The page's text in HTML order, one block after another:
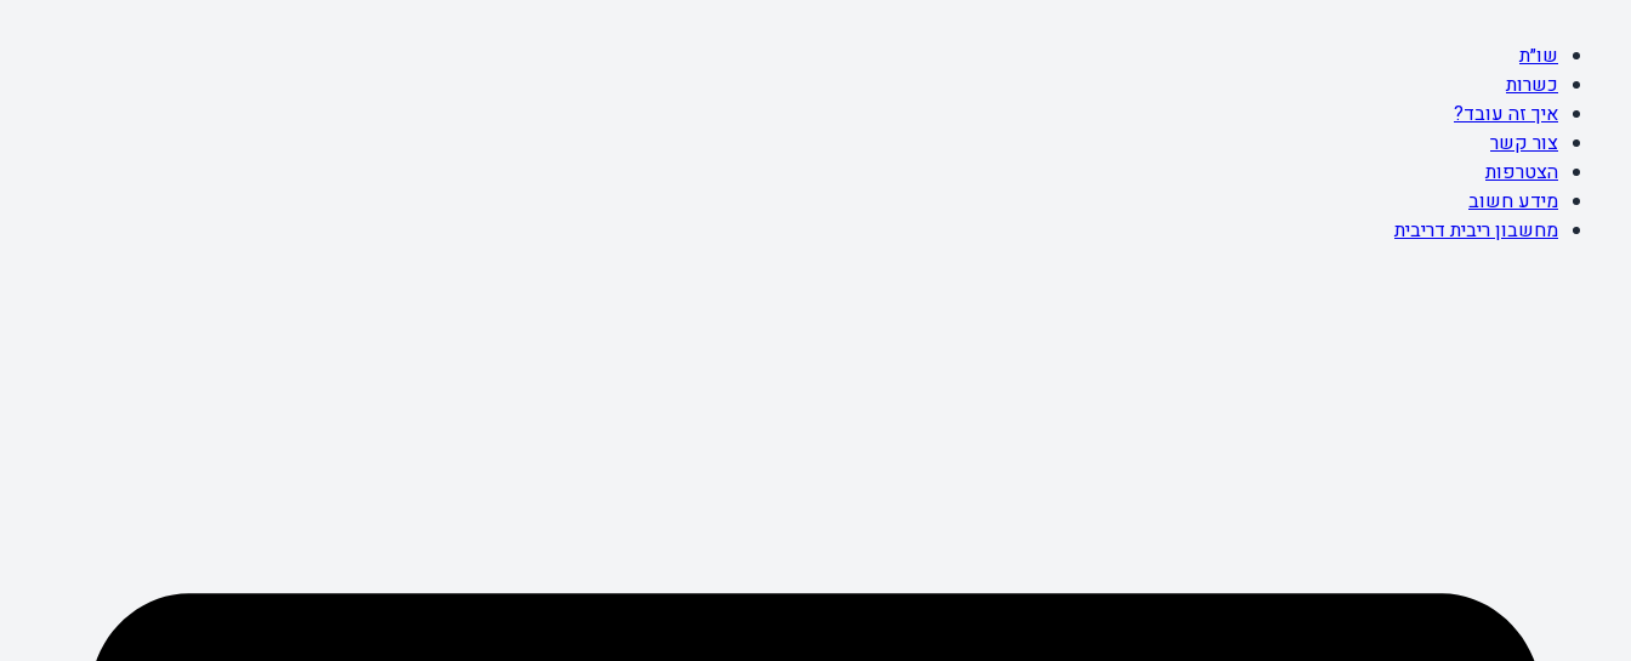
שו״ת
כשרות
איך זה עובד?
צור קשר
הצטרפות
מידע חשוב
מחשבון ריבית דריבית